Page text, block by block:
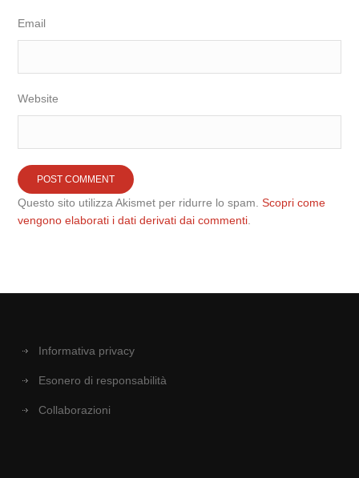
Email
Website
Questo sito utilizza Akismet per ridurre lo spam.Scopri come
vengono elaborati i dati derivati dai commenti
Informativa privacy
Esonero di responsabilità
Collaborazioni